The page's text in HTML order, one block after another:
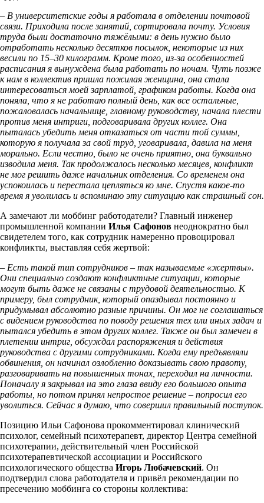
– В университетские годы я работала в отделении почтовой
связи. Приходила после занятий, сортировала почту. Условия
труда были достаточно тяжёлыми: в день нужно было
отработать несколько десятков посылок, некоторые из них
весили по 15–30 килограмм. Кроме того, из-за особенностей
расписания я вынуждена была работать по ночам. Чуть позже
к нам в коллектив пришла пожилая женщина, она стала
интересоваться моей зарплатой, графиком работы. Когда она
поняла, что я не работаю полный день, как все остальные,
пожаловалась начальнице, главному руководству, начала плести
против меня интриги, подговаривала других коллег. Она
пыталась убедить меня отказаться от части той суммы,
которую я получала за свой труд, уговаривала, давила на меня
морально. Если честно, было не очень приятно, она буквально
изводила меня. Так продолжалось несколько месяцев, конфликт
не мог решить даже начальник отделения. Со временем она
успокоилась и перестала цепляться ко мне. Спустя какое-то
время я уволилась и вспоминаю эту ситуацию как страшный сон.
А замечают ли моббинг работодатели? Главный инженер
промышленной компании Илья Сафонов неоднократно был
свидетелем того, как сотрудник намеренно провоцировал
конфликты, выставляя себя жертвой:
– Есть такой тип сотрудников – так называемые «жертвы».
Они специально создают конфликтные ситуации, которые
могут быть даже не связаны с трудовой деятельностью. К
примеру, был сотрудник, который опаздывал постоянно и
придумывал абсолютно разные причины. Он мог не соглашаться
с видением руководства по поводу решения тех или иных задач и
пытался убедить в этом других коллег. Также он был замечен в
плетении интриг, обсуждал распоряжения и действия
руководства с другими сотрудниками. Когда ему предъявляли
обвинения, он начинал озлобленно доказывать свою правоту,
разговаривать на повышенных тонах, переходил на личности.
Поначалу я закрывал на это глаза ввиду его большого опыта
работы, но потом принял непростое решение – попросил его
уволиться. Сейчас я думаю, что совершил правильный поступок.
Позицию Ильи Сафонова прокомментировал клинический
психолог, семейный психотерапевт, директор Центра семейной
психотерапии, действительный член Российской
психотерапевтической ассоциации и Российского
психологического общества Игорь Любачевский. Он
подтвердил слова работодателя и привёл рекомендации по
пресечению моббинга со стороны коллектива: